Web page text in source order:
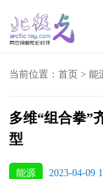
当前位置：首页 >能
多维“组合拳”
型
能源 2023-04-09